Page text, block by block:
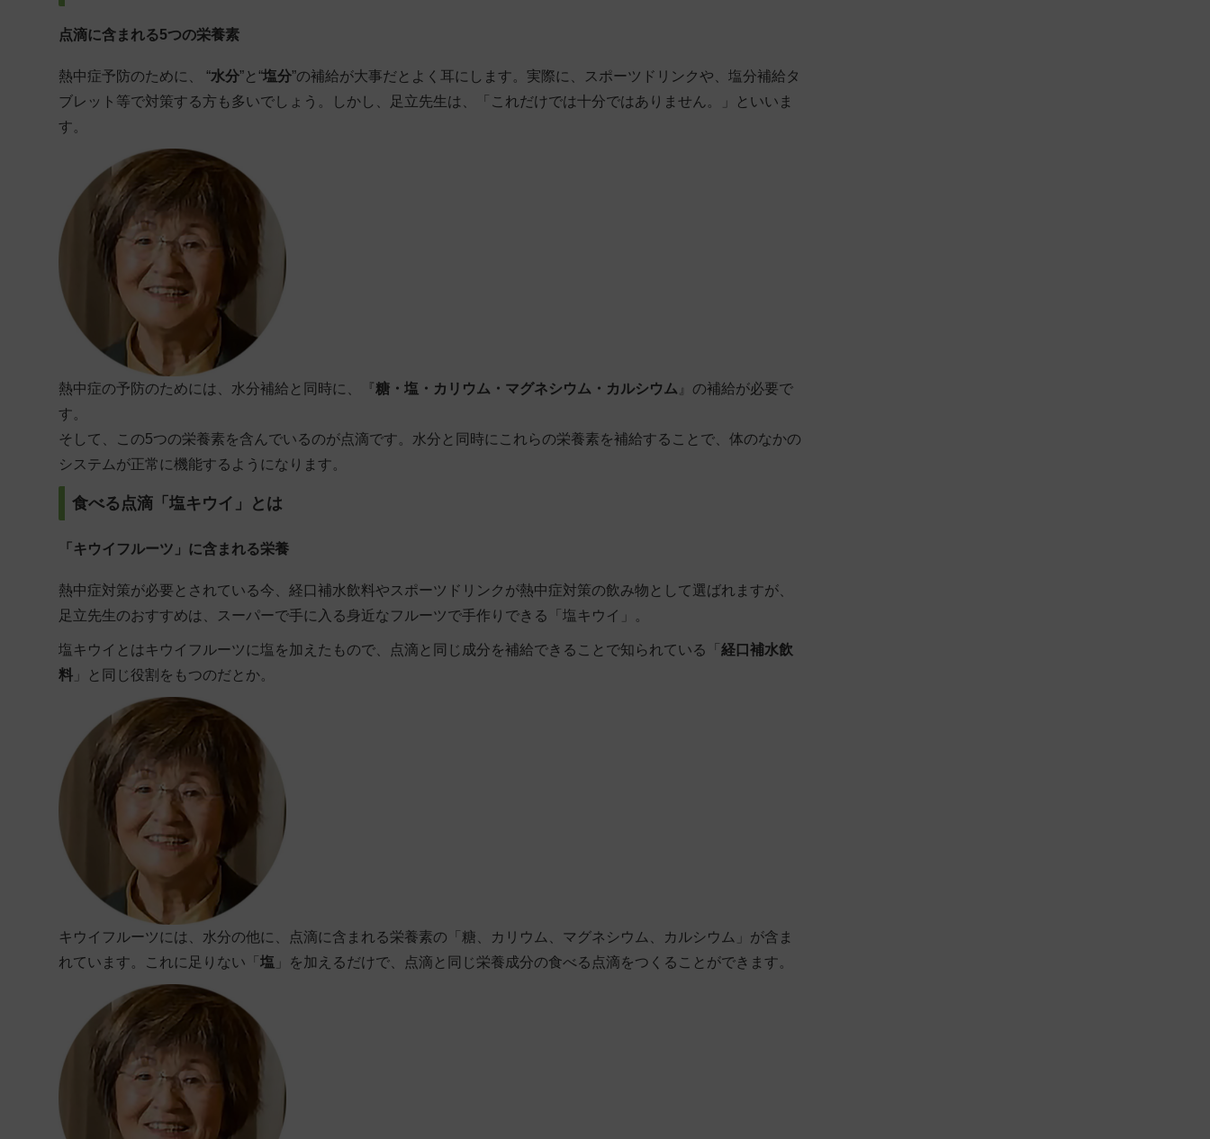
点滴に含まれる5つの栄養素
熱中症予防のために、 “水分”と“塩分”の補給が大事だとよく耳にします。実際に、スポーツドリンクや、塩分補給タ
ブレット等で対策する方も多いでしょう。しかし、足立先生は、「これだけでは十分ではありません。」といいま
す。
熱中症の予防のためには、水分補給と同時に、『糖・塩・カリウム・マグネシウム・カルシウム 』の補給が必要で
す。
そして、この5つの栄養素を含んでいるのが点滴です。水分と同時にこれらの栄養素を補給することで、体のなかの
システムが正常に機能するようになります。
食べる点滴「塩キウイ」とは
「キウイフルーツ」に含まれる栄養
熱中症対策が必要とされている今、経口補水飲料やスポーツドリンクが熱中症対策の飲み物として選ばれますが、
足立先生のおすすめは、スーパーで手に入る身近なフルーツで手作りできる「 塩キウイ 」。
塩キウイとはキウイフルーツに塩を加えたもので、点滴と同じ成分を補給できることで知られている「 経口補水飲
料 」と同じ役割をもつのだとか。
キウイフルーツには、水分の他に、点滴に含まれる栄養素の「糖、カリウム、マグネシウム、カルシウム」が含ま
れています。これに足りない「 塩 」を加えるだけで、点滴と同じ栄養成分の食べる点滴をつくることができます。